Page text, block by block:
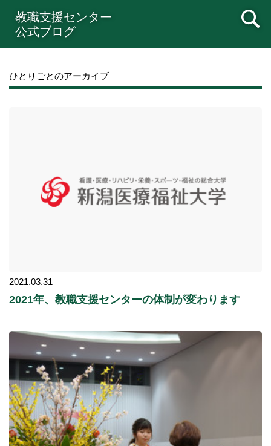
教職支援センター
公式ブログ
ひとりごとのアーカイブ
2021.03.31
2021年、教職支援センターの体制が変わります